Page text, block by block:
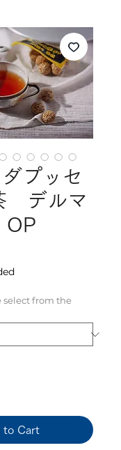
プッセ
デルマ
select from the
to Cart